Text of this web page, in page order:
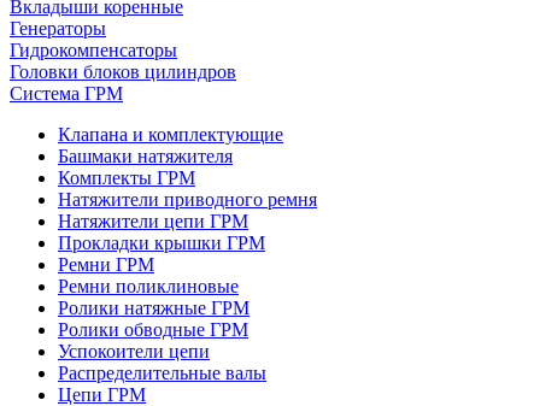
Вкладыши коренные
Генераторы
Гидрокомпенсаторы
Головки блоков цилиндров
Система ГРМ
Клапана и комплектующие
Башмаки натяжителя
Комплекты ГРМ
Натяжители приводного ремня
Натяжители цепи ГРМ
Прокладки крышки ГРМ
Ремни ГРМ
Ремни поликлиновые
Ролики натяжные ГРМ
Ролики обводные ГРМ
Успокоители цепи
Распределительные валы
Цепи ГРМ